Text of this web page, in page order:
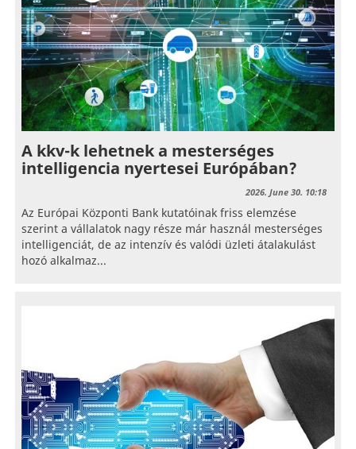
A kkv-k lehetnek a mesterséges
intelligencia nyertesei Európában?
2026. June 30. 10:18
Az Európai Központi Bank kutatóinak friss elemzése
szerint a vállalatok nagy része már használ mesterséges
intelligenciát, de az intenzív és valódi üzleti átalakulást
hozó alkalmaz...